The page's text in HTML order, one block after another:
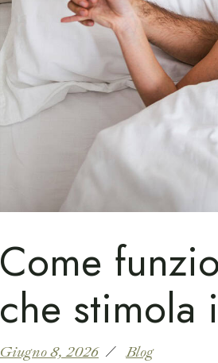
Come
che stimola
Giugno 8, 2026 Blog